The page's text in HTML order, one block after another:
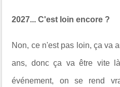
2027... C'est loin encore ?
Non, ce n'est pas loin, ça va
ans, donc ça va être vite
événement, on se rend